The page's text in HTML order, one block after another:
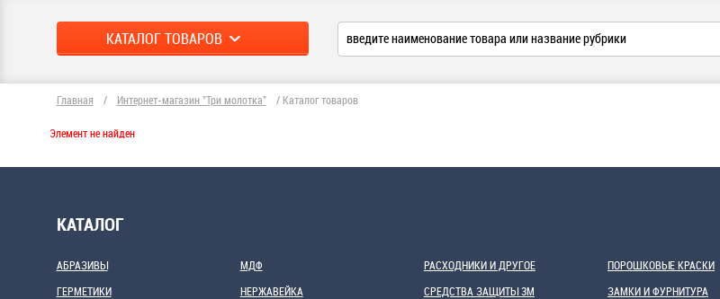
КАТАЛОГ ТОВАРОВ
Главная / Интернет-магазин "Три молотка" / Каталог товаров
Элемент не найден
КАТАЛОГ
АБРАЗИВЫ
ГЕРМЕТИКИ
МДФ
НЕРЖАВЕЙКА
РАСХОДНИКИ И ДРУГОЕ
СРЕДСТВА ЗАЩИТЫ 3М
ПОРОШКОВЫЕ КРАСКИ
ЗАМКИ И ФУРНИТУРА